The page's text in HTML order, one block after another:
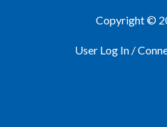
Copyright ©
User Log In /